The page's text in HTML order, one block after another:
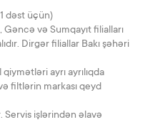
dəst üçün)
və Sumqayıt filialları
Dirgər filiallar Bakı şəhəri
ayrı ayrılıqda
filtlərin markası qeyd
işlərindən əlavə